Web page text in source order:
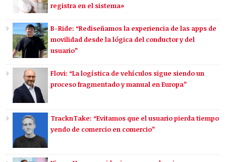
registra en el sistema»
B-Ride: “Rediseñamos la experiencia de las apps de
movilidad desde la lógica del conductor y del
usuario”
Flovi: “La logística de vehículos sigue siendo un
proceso fragmentado y manual en Europa”
TracknTake: “Evitamos que el usuario pierda tiempo
yendo de comercio en comercio”